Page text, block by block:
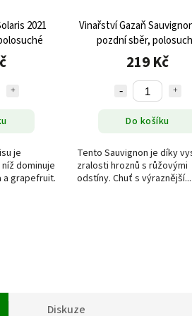
2021
je
dominuje
a grapefruit.
Vinařství Gazaň
pozdní sběr,
219 Kč
Do košíku
Tento Sauvignon je díky
zralosti hroznů s růžovými
odstíny. Chuť s výraznější...
Diskuze